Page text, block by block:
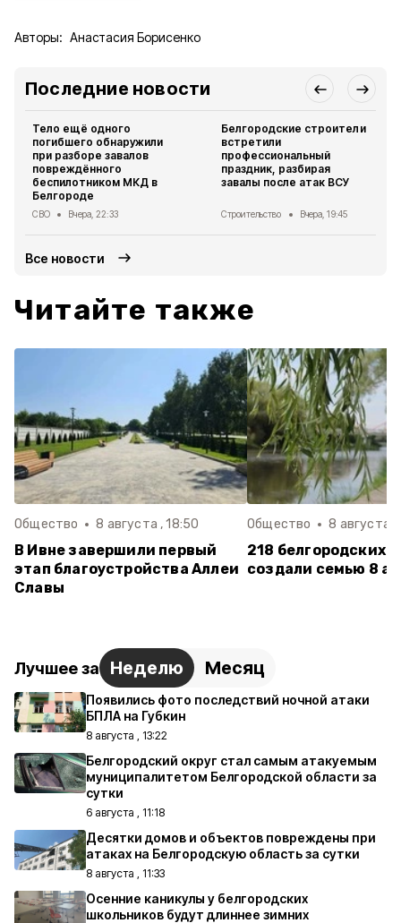
Авторы: Анастасия Борисенко
Последние новости
Тело ещё одного
погибшего обнаружили
при разборе завалов
повреждённого
беспилотником МКД в
Белгороде
СВО Вчера, 22:33
Белгородские строители
встретили
профессиональный
праздник, разбирая
завалы после атак ВСУ
Строительство Вчера, 19:45
Все новости
Читайте также
Общество 8 августа , 18:50
В Ивне завершили первый
этап благоустройства Аллеи
Славы
Общество 8 августа ,
218 белгородских
создали семью 8
Лучшее за Неделю Месяц
Появились фото последствий ночной атаки
БПЛА на Губкин
8 августа , 13:22
Белгородский округ стал самым атакуемым
муниципалитетом Белгородской области за
сутки
6 августа , 11:18
Десятки домов и объектов повреждены при
атаках на Белгородскую область за сутки
8 августа , 11:33
Осенние каникулы у белгородских
школьников будут длиннее зимних